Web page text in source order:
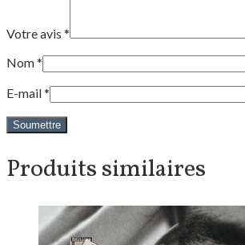
Votre avis *
Nom*
E-mail*
Produits similaires